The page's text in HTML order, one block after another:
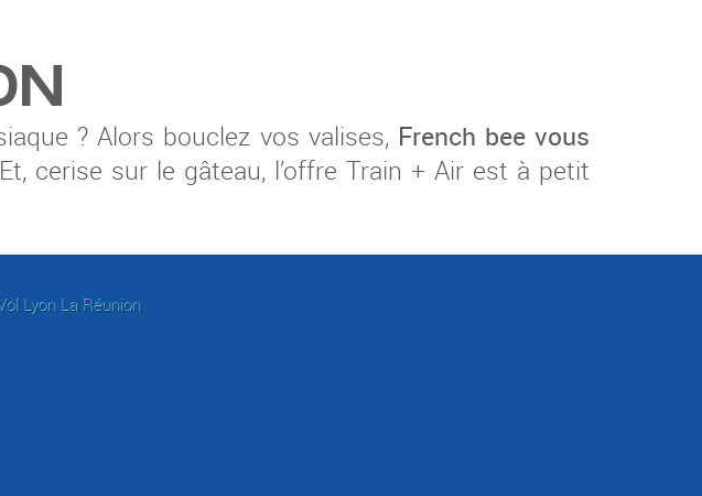
? Alors bouclez vos valises, French bee vous
cerise sur le gâteau, l’offre Train + Air est à petit